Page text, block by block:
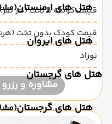
هتل های ارمنستان
هتل های ایروان
هتل های گرجستان
هتل های گرجستان
قیمت کودک با تخت (هر نفر)
قیمت کودک بدون تخت
نوزاد
مشاوره و رزرو